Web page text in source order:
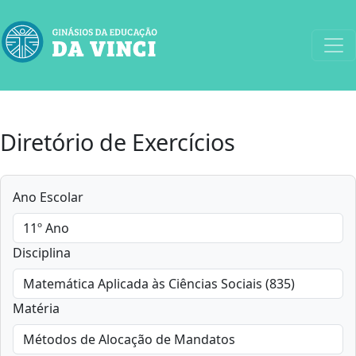
Diretório de Exercícios
Ano Escolar
Disciplina
Matéria